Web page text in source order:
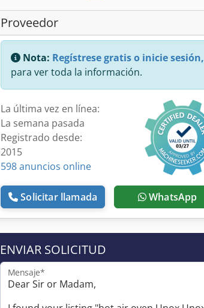
Proveedor
Nota: Regístrese gratis o inicie sesión,
para ver toda la información.
La última vez en línea:
La semana pasada
Registrado desde:
2015
598 anuncios online
Solicitar llamada WhatsApp
ENVIAR SOLICITUD
Mensaje*